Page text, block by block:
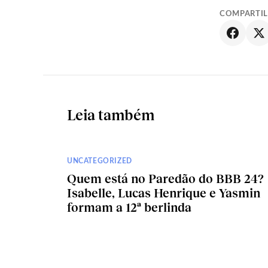
Leia também
UNCATEGORIZED
Quem está no Paredão do BBB 24?
Isabelle, Lucas Henrique e Yasmin
formam a 12ª berlinda